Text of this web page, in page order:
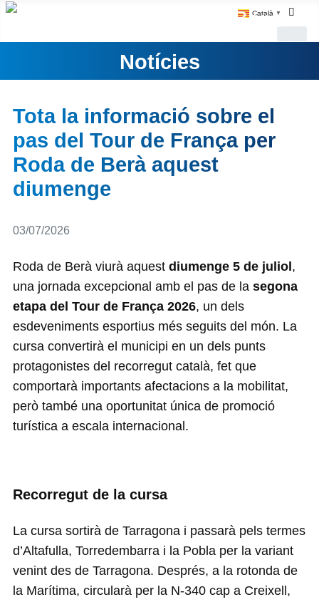
Català ▼
Notícies
Tota la informació sobre el
pas del Tour de França per
Roda de Berà aquest
diumenge
Detalls
03/07/2026
Roda de Berà viurà aquest diumenge 5 de juliol ,
una jornada excepcional amb el pas de la segona
etapa del Tour de França 2026, un dels
esdeveniments esportius més seguits del món. La
cursa convertirà el municipi en un dels punts
protagonistes del recorregut català, fet que
comportarà importants afectacions a la mobilitat,
però també una oportunitat única de promoció
turística a escala internacional.
Recorregut de la cursa
La cursa sortirà de Tarragona i passarà pels termes
d’Altafulla, Torredembarra i la Pobla per la variant
venint des de Tarragona. Després, a la rotonda de
la Marítima, circularà per la N-340 cap a Creixell,